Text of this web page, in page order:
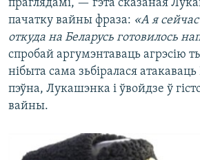
праглядамі, — гэта сказаная
пачатку вайны фраза: «А я
откуда на Беларусь готовилось
спробай аргумэнтаваць агрэсію
нібыта сама зьбіралася
пэўна, Лукашэнка і ўвойдзе ў
вайны.